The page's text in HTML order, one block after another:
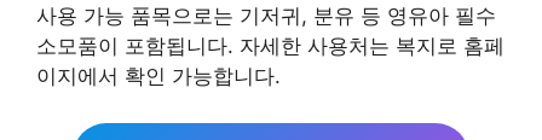
사용 가능 품목으로는 기저귀, 분유 등 영유아 필수
소모품이 포함됩니다. 자세한 사용처는 복지로 홈페
이지에서 확인 가능합니다.